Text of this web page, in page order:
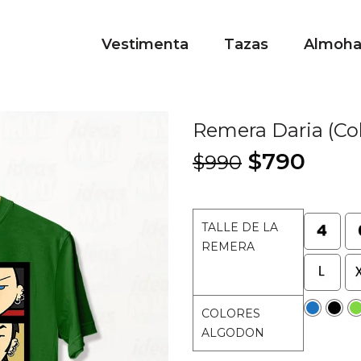
Vestimenta Tazas
Remera Daria
$990 El
original
era:
$990.
$790
es:
TALLE DE LA
REMERA
COLORES
ALGODON